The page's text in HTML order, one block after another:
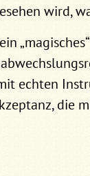
wird,
echten
die